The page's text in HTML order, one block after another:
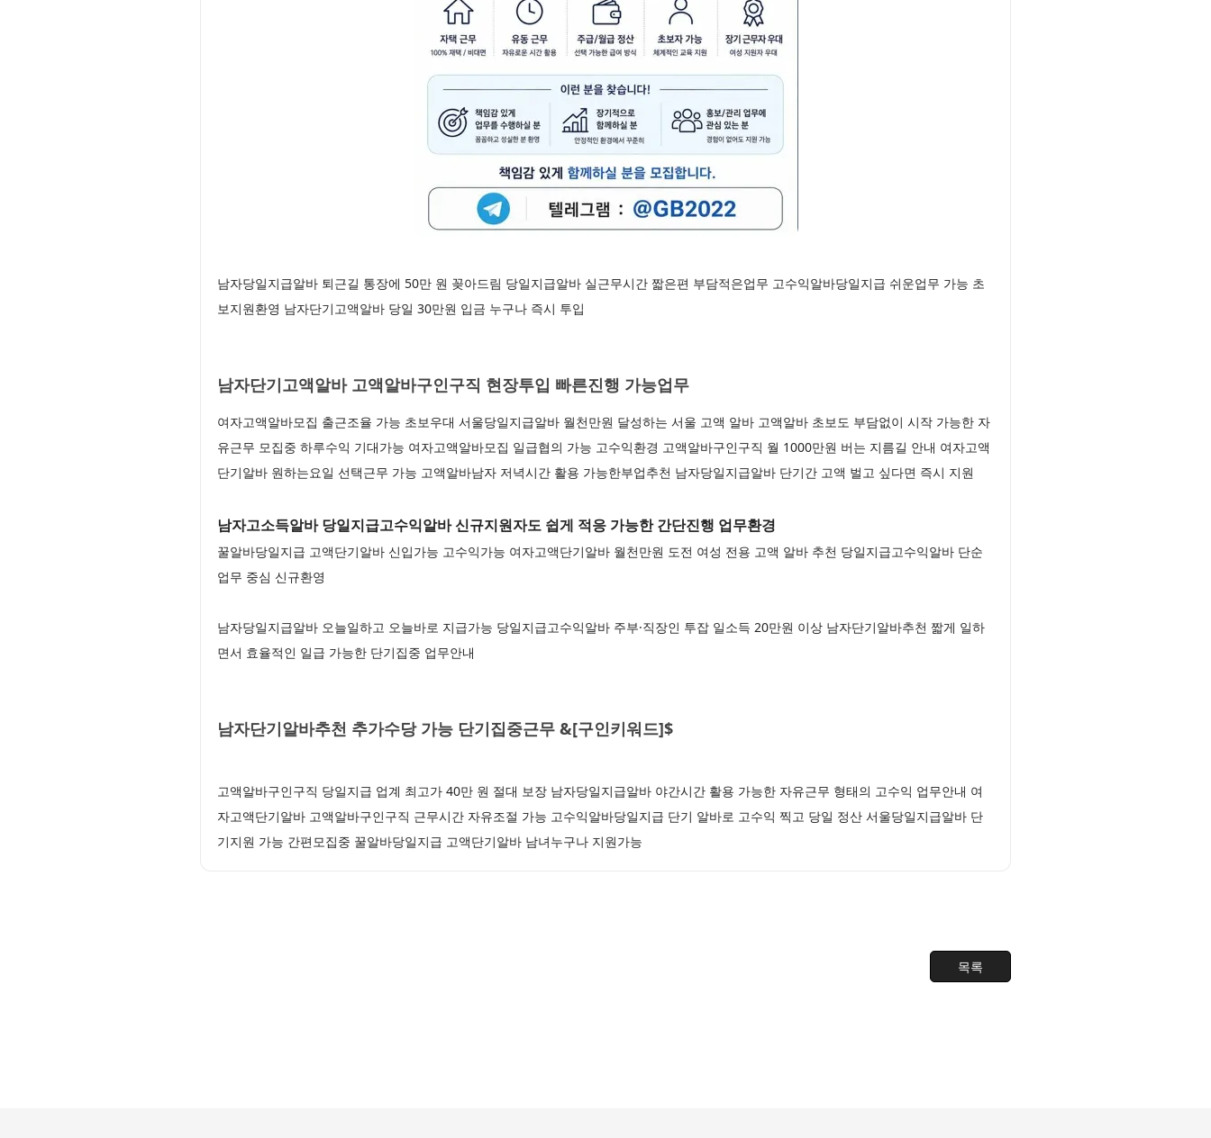
남자당일지급알바 퇴근길 통장에 50만 원 꽂아드림 당일지급알바 실근무시간 짧은편 부담적은업무 고수익알바당일지급 쉬운업무 가능 초
보지원환영 남자단기고액알바 당일 30만원 입금 누구나 즉시 투입
남자단기고액알바 고액알바구인구직 현장투입 빠른진행 가능업무
여자고액알바모집 출근조율 가능 초보우대 서울당일지급알바 월천만원 달성하는 서울 고액 알바 고액알바 초보도 부담없이 시작 가능한 자
유근무 모집중 하루수익 기대가능 여자고액알바모집 일급협의 가능 고수익환경 고액알바구인구직 월 1000만원 버는 지름길 안내 여자고액
단기알바 원하는요일 선택근무 가능 고액알바남자 저녁시간 활용 가능한부업추천 남자당일지급알바 단기간 고액 벌고 싶다면 즉시 지원
남자고소득알바 당일지급고수익알바 신규지원자도 쉽게 적응 가능한 간단진행 업무환경
꿀알바당일지급 고액단기알바 신입가능 고수익가능 여자고액단기알바 월천만원 도전 여성 전용 고액 알바 추천 당일지급고수익알바 단순
업무 중심 신규환영
남자당일지급알바 오늘일하고 오늘바로 지급가능 당일지급고수익알바 주부·직장인 투잡 일소득 20만원 이상 남자단기알바추천 짧게 일하
면서 효율적인 일급 가능한 단기집중 업무안내
남자단기알바추천 추가수당 가능 단기집중근무 &[구인키워드]$
고액알바구인구직 당일지급 업계 최고가 40만 원 절대 보장 남자당일지급알바 야간시간 활용 가능한 자유근무 형태의 고수익 업무안내 여
자고액단기알바 고액알바구인구직 근무시간 자유조절 가능 고수익알바당일지급 단기 알바로 고수익 찍고 당일 정산 서울당일지급알바 단
기지원 가능 간편모집중 꿀알바당일지급 고액단기알바 남녀누구나 지원가능
목록